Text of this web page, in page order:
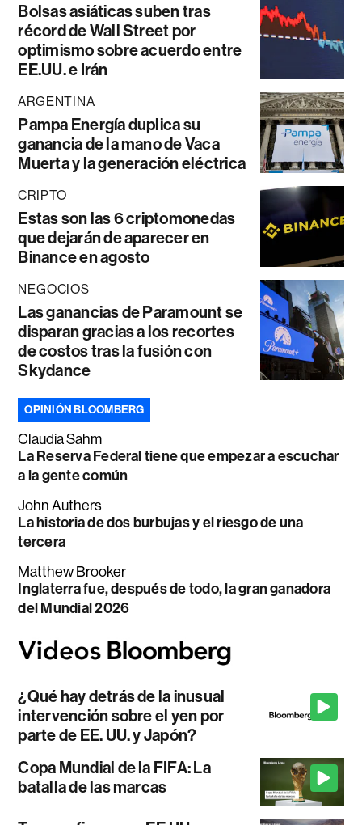
Bolsas asiáticas suben tras
récord de Wall Street por
optimismo sobre acuerdo entre
EE.UU. e Irán
ARGENTINA
Pampa Energía duplica su
ganancia de la mano de Vaca
Muerta y la generación eléctrica
CRIPTO
Estas son las 6 criptomonedas
que dejarán de aparecer en
Binance en agosto
NEGOCIOS
Las ganancias de Paramount se
disparan gracias a los recortes
de costos tras la fusión con
Skydance
OPINIÓN BLOOMBERG
Claudia Sahm
La Reserva Federal tiene que empezar a escuchar
a la gente común
John Authers
La historia de dos burbujas y el riesgo de una
tercera
Matthew Brooker
Inglaterra fue, después de todo, la gran ganadora
del Mundial 2026
¿Qué hay detrás de la inusual
intervención sobre el yen por
parte de EE. UU. y Japón?
Copa Mundial de la FIFA: La
batalla de las marcas